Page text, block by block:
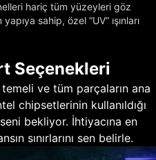
hariç tüm yüzeyleri göz
sahip, özel “UV” ışınları
Seçenekleri
ve tüm parçaların ana
chipsetlerinin kullanıldığı
bekliyor. İhtiyacına en
sınırlarını sen belirle.